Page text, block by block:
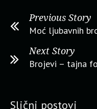
Previous Story
Moć ljubavnih
Next Story
Brojevi – tajna
Slični postovi